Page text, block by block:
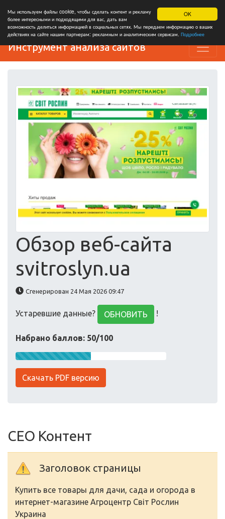
OK
Мы используем файлы cookie, чтобы сделать контент и рекламу
более интересными и подходящими для вас, дать вам
возможность делиться информацией в социальных сетях. Мы передаем информацию о ваших
действиях на сайте нашим партнерам: рекламным и аналитическим сервисам. Подробнее
Инструмент анализа сайтов
Обзор веб-сайта
svitroslyn.ua
Сгенерирован 24 Мая 2026 09:47
Устаревшие данные? ОБНОВИТЬ !
Набрано баллов: 50/100
Скачать PDF версию
СЕО Контент
Заголовок страницы
Купить все товары для дачи, сада и огорода в
интернет-магазине Агроцентр Світ Рослин
Украина